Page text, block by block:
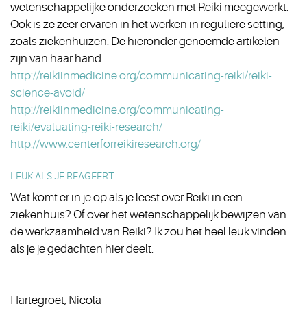
wetenschappelijke onderzoeken met Reiki meegewerkt.
Ook is ze zeer ervaren in het werken in reguliere setting,
zoals ziekenhuizen. De hieronder genoemde artikelen
zijn van haar hand.
http://reikiinmedicine.org/communicating-reiki/reiki-
science-avoid/
http://reikiinmedicine.org/communicating-
reiki/evaluating-reiki-research/
http://www.centerforreikiresearch.org/
LEUK ALS JE REAGEERT
Wat komt er in je op als je leest over Reiki in een
ziekenhuis? Of over het wetenschappelijk bewijzen van
de werkzaamheid van Reiki? Ik zou het heel leuk vinden
als je je gedachten hier deelt.
Hartegroet, Nicola